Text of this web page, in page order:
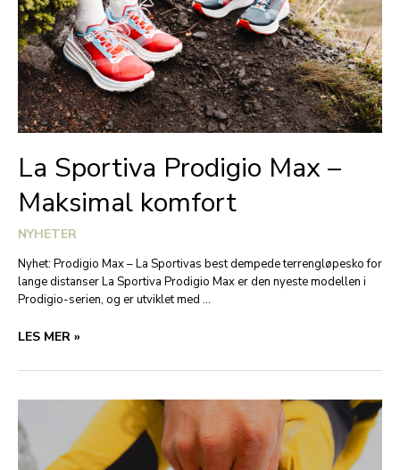
La Sportiva Prodigio Max –
Maksimal komfort
NYHETER
Nyhet: Prodigio Max – La Sportivas best dempede terrengløpesko for
lange distanser La Sportiva Prodigio Max er den nyeste modellen i
Prodigio-serien, og er utviklet med …
LA
PRODIGIO
MAKSIMAL
KOMFORT
LES MER »